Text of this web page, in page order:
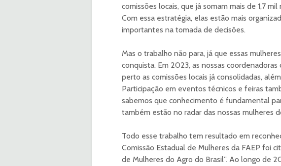
comissões locais, que já somam mais de 1,7
Com essa estratégia, elas estão mais
importantes na tomada de decisões.
Mas o trabalho não para, já que essas
conquista. Em 2023, as nossas
perto as comissões locais já consolidadas,
Participação em eventos técnicos e feiras
sabemos que conhecimento é fundamental
também estão no radar das nossas mulheres
Todo esse trabalho tem resultado em
Comissão Estadual de Mulheres da FAEP foi
de Mulheres do Agro do Brasil”. Ao longo de